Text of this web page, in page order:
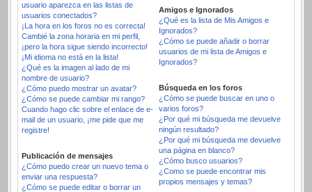
usuario aparezca en las listas de
usuarios conectados?
¡La hora en los foros no es correcta!
Cambié la zona horaria en mi perfil,
¡pero la hora sigue siendo incorrecto!
¡Mi idioma no está en la lista!
¿Qué es la imagen al lado de mi
nombre de usuario?
¿Cómo puedo mostrar un avatar?
¿Cómo se puede cambiar mi rango?
Cuando hago clic sobre el enlace de e-
mail de un usuario, ¡me pide que me
registre!
Publicación de mensajes
¿Cómo puedo crear un nuevo tema o
enviar una respuesta?
¿Cómo se puede editar o borrar un
Amigos e Ignorados
¿Qué es la lista de Mis Amigos e
Ignorados?
¿Cómo se puede añadir o borrar
usuarios de mi lista de Amigos e
Ignorados?
Búsqueda en los foros
¿Cómo se puede buscar en uno o
varios foros?
¿Por qué mi búsqueda me devuelve
ningún resultado?
¿Por qué mi búsqueda me devuelve
una página en blanco?
¿Cómo busco usuarios?
¿Como se puede encontrar mis
propios mensajes y temas?